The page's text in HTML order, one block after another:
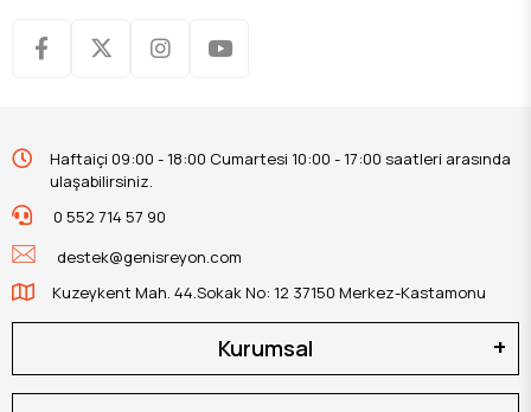
Haftaiçi 09:00 - 18:00 Cumartesi 10:00 - 17:00 saatleri arasında
ulaşabilirsiniz.
0 552 714 57 90
destek@genisreyon.com
Kuzeykent Mah. 44.Sokak No: 12 37150 Merkez-Kastamonu
Kurumsal